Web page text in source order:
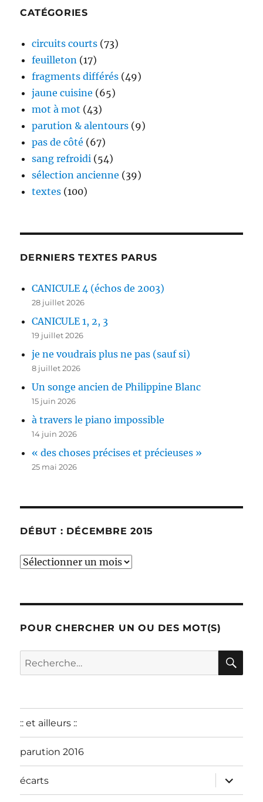
CATÉGORIES
circuits courts (73)
feuilleton (17)
fragments différés (49)
jaune cuisine (65)
mot à mot (43)
parution & alentours (9)
pas de côté (67)
sang refroidi (54)
sélection ancienne (39)
textes (100)
DERNIERS TEXTES PARUS
CANICULE 4 (échos de 2003)
28 juillet 2026
CANICULE 1, 2, 3
19 juillet 2026
je ne voudrais plus ne pas (sauf si)
8 juillet 2026
Un songe ancien de Philippine Blanc
15 juin 2026
à travers le piano impossible
14 juin 2026
« des choses précises et précieuses »
25 mai 2026
DÉBUT : DÉCEMBRE 2015
début
POUR CHERCHER UN OU DES MOT(S)
Recherche
pour :
:: et ailleurs ::
parution 2016
écarts
ouvrir
le
sous-